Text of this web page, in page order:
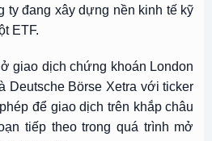
ty đang xây dựng nền kinh tế kỹ
ETF.
giao dịch chứng khoán London
Deutsche Börse Xetra với ticker
để giao dịch trên khắp châu
tiếp theo trong quá trình mở